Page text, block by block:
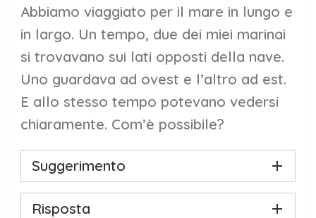
Abbiamo viaggiato per il mare in lungo e
in largo. Un tempo, due dei miei marinai
si trovavano sui lati opposti della nave.
Uno guardava ad ovest e l’altro ad est.
E allo stesso tempo potevano vedersi
chiaramente. Com’è possibile?
Suggerimento
Risposta